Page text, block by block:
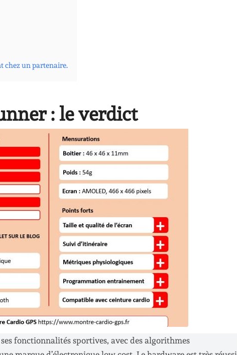
chez un partenaire.
: le verdict
fonctionnalités sportives, avec des algorithmes